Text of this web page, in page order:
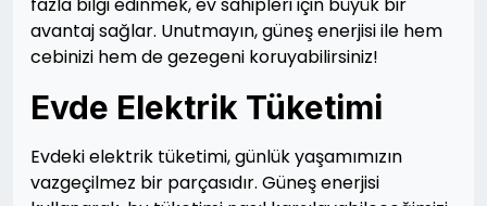
avantaj sağlar. Unutmayın, güneş enerjisi ile hem
cebinizi hem de gezegeni koruyabilirsiniz!
Evde Elektrik Tüketimi
Evdeki elektrik tüketimi, günlük yaşamımızın
vazgeçilmez bir parçasıdır. Güneş enerjisi